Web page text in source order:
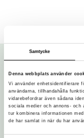
Samtycke
Denna webbplats använder
Vi använder enhetsidentifierare
användarna, tillhandahålla
vidarebefordrar även sådana
sociala medier och annons-
tur kombinera informationen
de har samlat in när du har
Vi är en del